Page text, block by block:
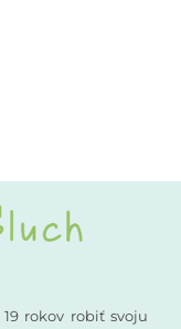
rokov robiť svoju